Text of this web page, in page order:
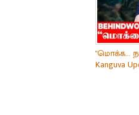
"மொக்க...
Kanguva